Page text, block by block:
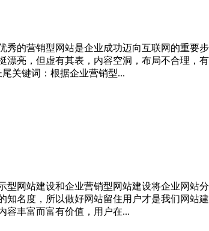
的营销型网站是企业成功迈向互联网的重要
亮，但虚有其表，内容空洞，布局不合理，
关键词：根据企业营销型...
网站建设和企业营销型网站建设将企业网站
名度，所以做好网站留住用户才是我们网站
容丰富而富有价值，用户在...